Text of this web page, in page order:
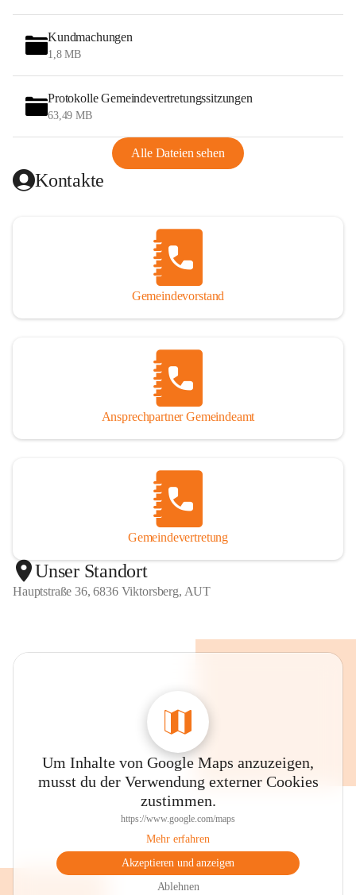
Kundmachungen
1,8 MB
Protokolle Gemeindevertretungssitzungen
63,49 MB
Alle Dateien sehen
Kontakte
Gemeindevorstand
Ansprechpartner Gemeindeamt
Gemeindevertretung
Unser Standort
Hauptstraße 36, 6836 Viktorsberg, AUT
Um Inhalte von Google Maps anzuzeigen,
musst du der Verwendung externer Cookies
zustimmen.
https://www.google.com/maps
Mehr erfahren
Akzeptieren und anzeigen
Ablehnen